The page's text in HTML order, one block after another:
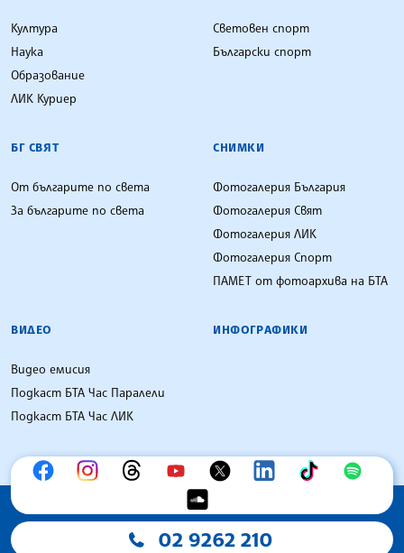
Култура
Наука
Образование
ЛИК Куриер
Световен спорт
Български спорт
БГ СВЯТ
От българите по света
За българите по света
СНИМКИ
Фотогалерия България
Фотогалерия Свят
Фотогалерия ЛИК
Фотогалерия Спорт
ПАМЕТ от фотоархива на БТА
ВИДЕО
Видео емисия
Подкаст БТА Час Паралели
Подкаст БТА Час ЛИК
ИНФОГРАФИКИ
02 9262 210